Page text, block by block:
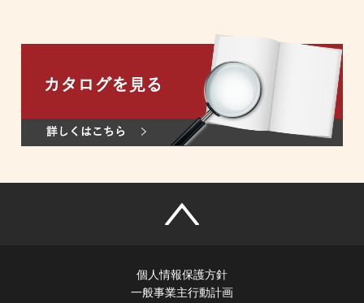
個人情報保護方針
一般事業主行動計画